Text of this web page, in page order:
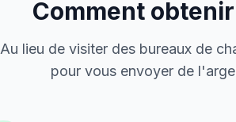
Comment
Au lieu de visiter des bureaux de
pour vous envoyer de